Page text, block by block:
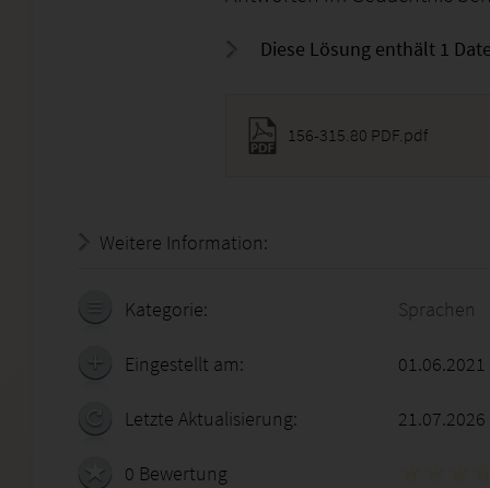
Diese Lösung enthält 1
156-315.80 PDF.pdf
Weitere Information:
Kategorie: Sprachen
Eingestellt am:
Letzte Aktualisierung: 21.07.2026
0 Bewertung